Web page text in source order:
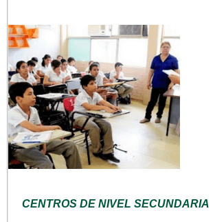
CENTROS DE NIVEL SECUNDARIA